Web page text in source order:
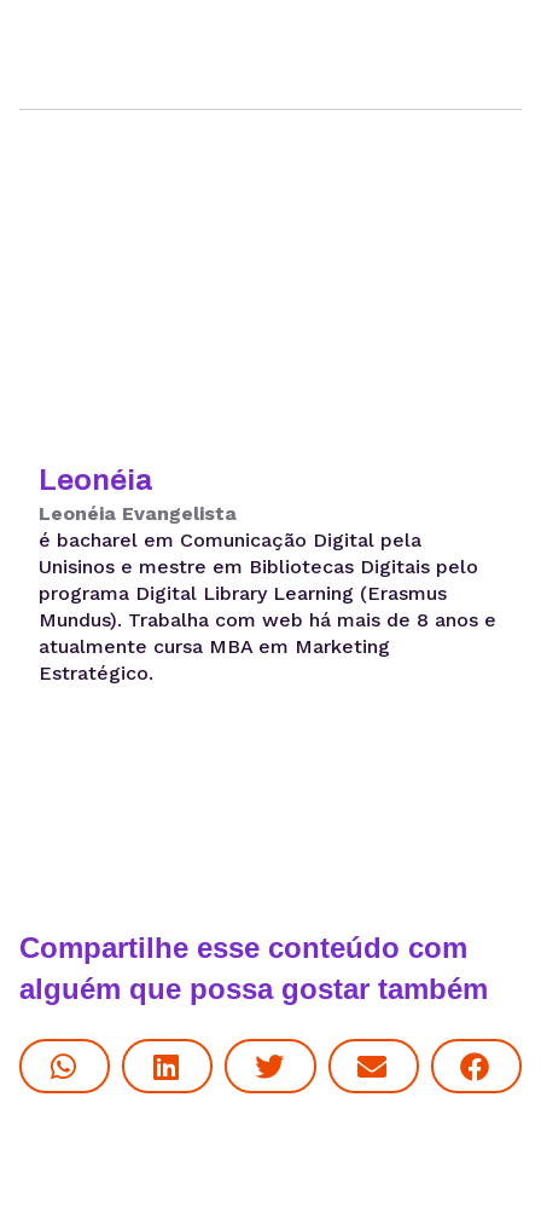
Leonéia
Leonéia Evangelista
é bacharel em Comunicação Digital pela
Unisinos e mestre em Bibliotecas Digitais pelo
programa Digital Library Learning (Erasmus
Mundus). Trabalha com web há mais de 8 anos e
atualmente cursa MBA em Marketing
Estratégico.
Compartilhe esse conteúdo com
alguém que possa gostar também